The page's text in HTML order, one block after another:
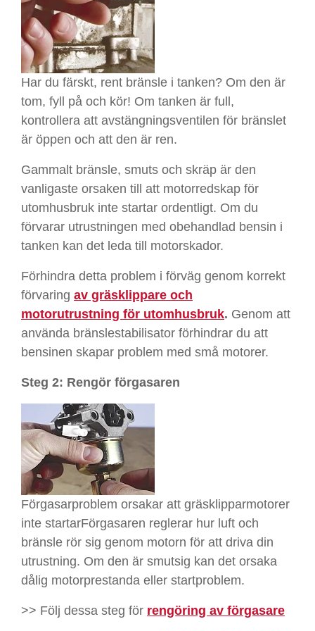
Har du färskt, rent bränsle i tanken? Om den är
tom, fyll på och kör! Om tanken är full,
kontrollera att avstängningsventilen för bränslet
är öppen och att den är ren.
Gammalt bränsle, smuts och skräp är den
vanligaste orsaken till att motorredskap för
utomhusbruk inte startar ordentligt. Om du
förvarar utrustningen med obehandlad bensin i
tanken kan det leda till motorskador.
Förhindra detta problem i förväg genom korrekt
förvaring av gräsklippare och
motorutrustning för utomhusbruk. Genom att
använda bränslestabilisator förhindrar du att
bensinen skapar problem med små motorer.
Steg 2: Rengör förgasaren
Förgasarproblem orsakar att gräsklipparmotorer
inte startarFörgasaren reglerar hur luft och
bränsle rör sig genom motorn för att driva din
utrustning. Om den är smutsig kan det orsaka
dålig motorprestanda eller startproblem.
>> Följ dessa steg för rengöring av förgasare